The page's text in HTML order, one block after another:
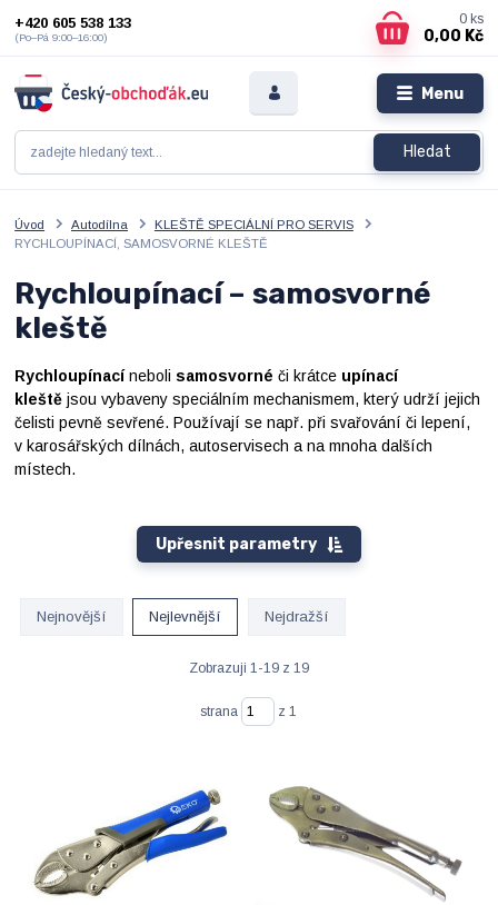
Menu
Hledat
+420 605 538 133
(Po–Pá 9:00–16:00)
0 ks
0,00 Kč
Úvod Autodílna
KLEŠTĚ SPECIÁLNÍ PRO SERVIS
RYCHLOUPÍNACÍ, SAMOSVORNÉ KLEŠTĚ
Rychloupínací – samosvorné
kleště
Rychloupínacíneboli samosvornéči krátce upínací
kleště jsou vybaveny speciálním mechanismem, který udrží jejich
čelisti pevně sevřené. Používají se např. při svařování či lepení,
v karosářských dílnách, autoservisech a na mnoha dalších
místech.
Upřesnit parametry
Nejnovější Nejlevnější Nejdražší
Zobrazuji 1-19 z 19
strana z 1